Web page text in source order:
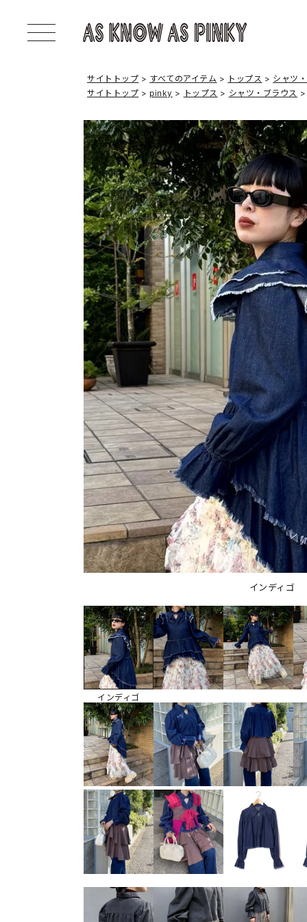
サイトトップ すべてのアイテム トップス
シャツ
サイトトップ
pinky トップス シャツ・ブラウス
インディゴ
インディゴ